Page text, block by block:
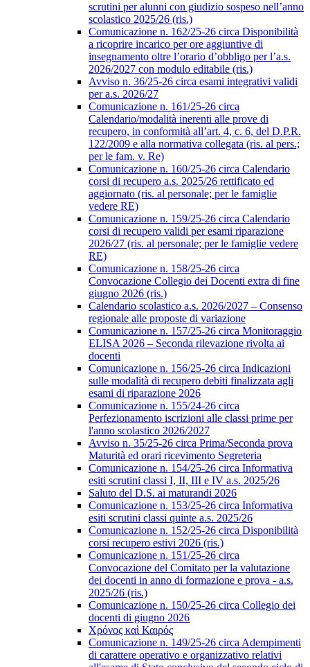
scrutini per alunni con giudizio sospeso nell’anno
scolastico 2025/26 (ris.)
Comunicazione n. 162/25-26 circa Disponibilità
a ricoprire incarico per ore aggiuntive di
insegnamento oltre l’orario d’obbligo per l’a.s.
2026/2027 con modulo editabile (ris.)
Avviso n. 36/25-26 circa esami integrativi validi
per a.s. 2026/27
Comunicazione n. 161/25-26 circa
Calendario/modalità inerenti alle prove di
recupero, in conformità all’art. 4, c. 6, del D.P.R.
122/2009 e alla normativa collegata (ris. al pers.;
per le fam. v. Re)
Comunicazione n. 160/25-26 circa Calendario
corsi di recupero a.s. 2025/26 rettificato ed
aggiornato (ris. al personale; per le famiglie
vedere RE)
Comunicazione n. 159/25-26 circa Calendario
corsi di recupero validi per esami riparazione
2026/27 (ris. al personale; per le famiglie vedere
RE)
Comunicazione n. 158/25-26 circa
Convocazione Collegio dei Docenti extra di fine
giugno 2026 (ris.)
Calendario scolastico a.s. 2026/2027 – Consenso
regionale alle proposte di variazione
Comunicazione n. 157/25-26 circa Monitoraggio
ELISA 2026 – Seconda rilevazione rivolta ai
docenti
Comunicazione n. 156/25-26 circa Indicazioni
sulle modalità di recupero debiti finalizzata agli
esami di riparazione 2026
Comunicazione n. 155/24-26 circa
Perfezionamento iscrizioni alle classi prime per
l'anno scolastico 2026/2027
Avviso n. 35/25-26 circa Prima/Seconda prova
Maturità ed orari ricevimento Segreteria
Comunicazione n. 154/25-26 circa Informativa
esiti scrutini classi I, II, III e IV a.s. 2025/26
Saluto del D.S. ai maturandi 2026
Comunicazione n. 153/25-26 circa Informativa
esiti scrutini classi quinte a.s. 2025/26
Comunicazione n. 152/25-26 circa Disponibilità
corsi recupero estivi 2026 (ris.)
Comunicazione n. 151/25-26 circa
Convocazione del Comitato per la valutazione
dei docenti in anno di formazione e prova - a.s.
2025/26 (ris.)
Comunicazione n. 150/25-26 circa Collegio dei
docenti di giugno 2026
Χρόνος καὶ Καιρός
Comunicazione n. 149/25-26 circa Adempimenti
di carattere operativo e organizzativo relativi